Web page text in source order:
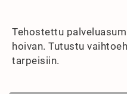
Tehostettu
hoivan. Tutustu
tarpeisiin.